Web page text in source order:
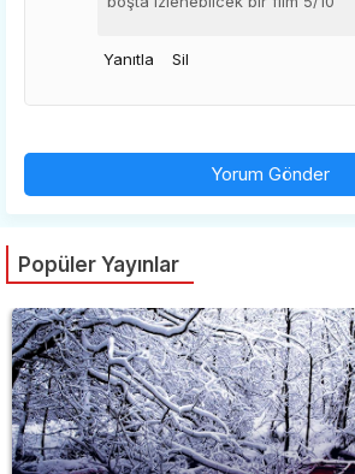
Yanıtla Sil
Yorum Gönder
Popüler Yayınlar